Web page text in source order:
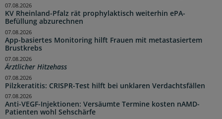
KV Rheinland-Pfalz rät prophylaktisch weiterhin ePA-
Befüllung abzurechnen
07.08.2026
App-basiertes Monitoring hilft Frauen mit metastasiertem
Brustkrebs
07.08.2026
Ärztlicher Hitzehass
07.08.2026
Pilzkeratitis: CRISPR-Test hilft bei unklaren Verdachtsfällen
07.08.2026
Anti-VEGF-Injektionen: Versäumte Termine kosten nAMD-
Patienten wohl Sehschärfe
07.08.2026